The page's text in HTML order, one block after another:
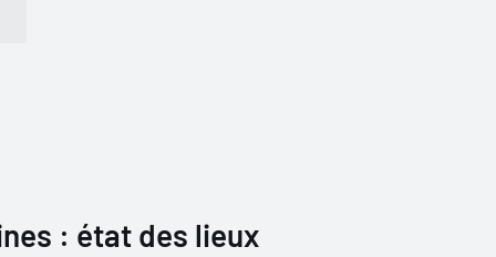
: état des lieux